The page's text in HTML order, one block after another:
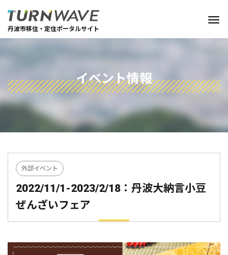
丹波市移住・定住ポータルサイト
イベント情報
外部イベント
2022/11/1-2023/2/18：丹波大納言小豆
ぜんざいフェア